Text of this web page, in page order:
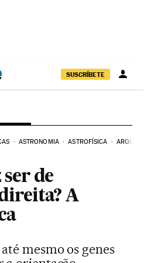
SUSCRÍBETE
ASTRONOMIA ASTROFÍSICA
ser de
A
mesmo os genes